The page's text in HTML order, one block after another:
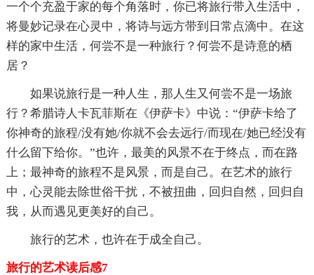
一个个充盈于家的每个角落时，你已将旅行带入生活中，
将曼妙记录在心灵中，将诗与远方带到日常点滴中。在这
样的家中生活，何尝不是一种旅行？何尝不是诗意的栖
居？
如果说旅行是一种人生，那人生又何尝不是一场旅
行？希腊诗人卡瓦菲斯在《伊萨卡》中说：“伊萨卡给了
你神奇的旅程/没有她/你就不会去远行/而现在/她已经没有
什么留下给你。”也许，最美的风景不在于终点，而在路
上；最神奇的旅程不是风景，而是自己。在艺术的旅行
中，心灵能去除世俗干扰，不被扭曲，回归自然，回归自
我，从而遇见更美好的自己。
旅行的艺术，也许在于成全自己。
旅行的艺术读后感7